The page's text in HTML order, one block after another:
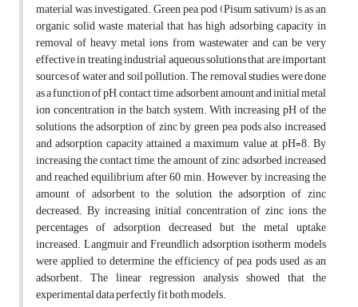
material was investigated. Green pea pod (Pisum sativum) is as an
organic solid waste material that has high adsorbing capacity in
removal of heavy metal ions from wastewater and can be very
effective in treating industrial aqueous solutions that are important
sources of water and soil pollution. The removal studies were done
as a function of pH, contact time, adsorbent amount and initial metal
ion concentration in the batch system. With increasing pH of the
solutions, the adsorption of zinc by green pea pods also increased
and adsorption capacity attained a maximum value at pH=8. By
increasing the contact time, the amount of zinc adsorbed increased
and reached equilibrium after 60 min. However, by increasing the
amount of adsorbent to the solution, the adsorption of zinc
decreased. By increasing initial concentration of zinc ions, the
percentages of adsorption decreased but the metal uptake
increased. Langmuir and Freundlich adsorption isotherm models
were applied to determine the efficiency of pea pods used as an
adsorbent. The linear regression analysis showed that the
experimental data perfectly fit both models.